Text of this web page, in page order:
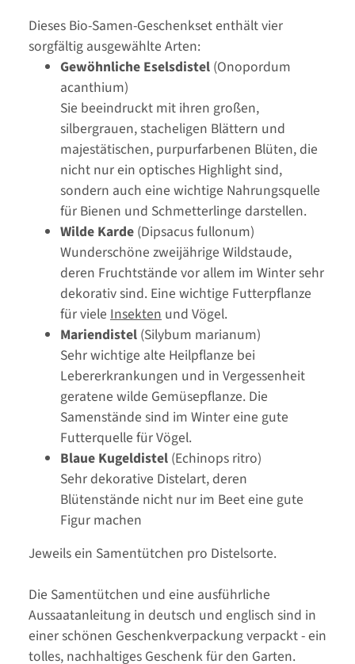
Dieses Bio-Samen-Geschenkset enthält vier
sorgfältig ausgewählte Arten:
Gewöhnliche Eselsdistel (Onopordum
acanthium)
Sie beeindruckt mit ihren großen,
silbergrauen, stacheligen Blättern und
majestätischen, purpurfarbenen Blüten, die
nicht nur ein optisches Highlight sind,
sondern auch eine wichtige Nahrungsquelle
für Bienen und Schmetterlinge darstellen.
Wilde Karde (Dipsacus fullonum)
Wunderschöne zweijährige Wildstaude,
deren Fruchtstände vor allem im Winter sehr
dekorativ sind. Eine wichtige Futterpflanze
für viele Insekten und Vögel.
Mariendistel (Silybum marianum)
Sehr wichtige alte Heilpflanze bei
Lebererkrankungen und in Vergessenheit
geratene wilde Gemüsepflanze. Die
Samenstände sind im Winter eine gute
Futterquelle für Vögel.
Blaue Kugeldistel (Echinops ritro)
Sehr dekorative Distelart, deren
Blütenstände nicht nur im Beet eine gute
Figur machen
Jeweils ein Samentütchen pro Distelsorte.
Die Samentütchen und eine ausführliche
Aussaatanleitung in deutsch und englisch sind in
einer schönen Geschenkverpackung verpackt - ein
tolles, nachhaltiges Geschenk für den Garten.